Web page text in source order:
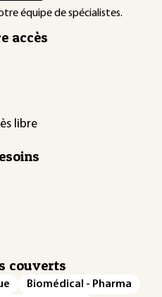
équipe de spécialistes.
accès
libre
couverts
Biomédical - Pharma